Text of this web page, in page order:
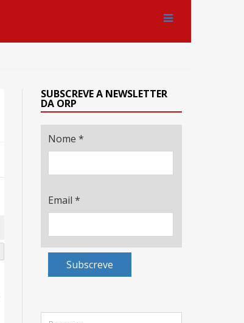
SUBSCREVE A NEWSLETTER
DA ORP
Nome *
Email *
Subscreve